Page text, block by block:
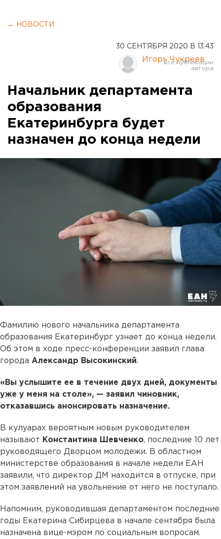
← НОВОСТИ
30 СЕНТЯБРЯ 2020 В 13:43
Игорь Чукреев
Начальник департамента
образования
Екатеринбурга будет
назначен до конца недели
Фамилию нового начальника департамента
образования Екатеринбург узнает до конца недели.
Об этом в ходе пресс-конференции заявил глава
города Александр Высокинский.
«Вы услышите ее в течение двух дней, документы
уже у меня на столе», — заявил чиновник,
отказавшись анонсировать назначение.
В кулуарах вероятным новым руководителем
называют Константина Шевченко, последние 10 лет
руководящего Дворцом молодежи. В областном
министерстве образования в начале недели ЕАН
заявили, что директор ДМ находится в отпуске, при
этом заявлений на увольнение от него не поступало.
Напомним, руководившая департаментом последние
годы Екатерина Сибирцева в начале сентября была
назначена вице-мэром по социальным вопросам.